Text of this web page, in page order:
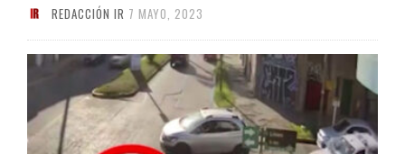
REDACCIÓN IR 7 MAYO, 2023